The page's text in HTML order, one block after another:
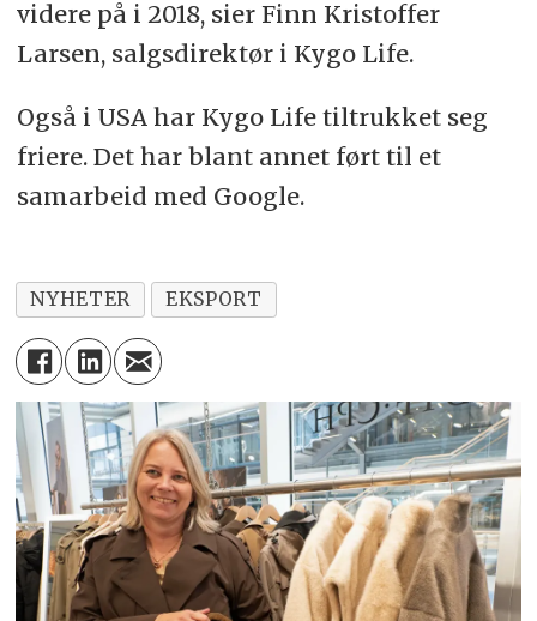
videre på i 2018, sier Finn Kristoffer
Larsen, salgsdirektør i Kygo Life.
Også i USA har Kygo Life tiltrukket seg
friere. Det har blant annet ført til et
samarbeid med Google.
NYHETER EKSPORT